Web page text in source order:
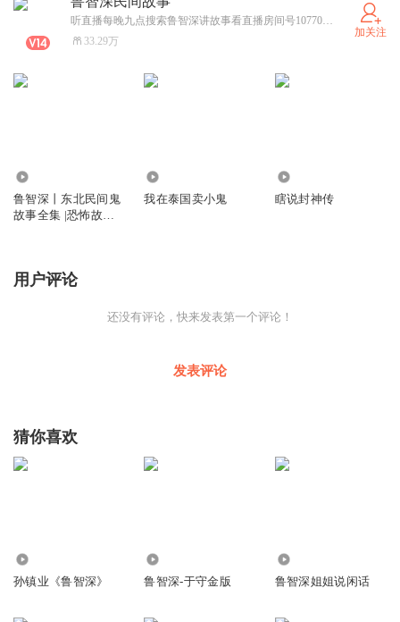
听直播每晚九点搜索鲁智深讲故事看直播房间号10770658
33.29万
加关注
鲁智深丨东北民间鬼
故事全集 |恐怖故事|
我在泰国卖小鬼 瞎说封神传
用户评论
还没有评论，快来发表第一个评论！
发表评论
猜你喜欢
孙镇业《鲁智深》 鲁智深-于守金版 鲁智深姐姐说闲话